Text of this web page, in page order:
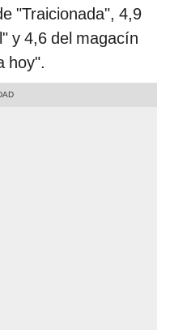
"Traicionada", 4,9
y 4,6 del magacín
hoy".